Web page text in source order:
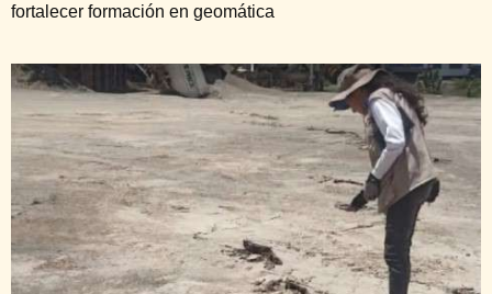
fortalecer formación en geomática